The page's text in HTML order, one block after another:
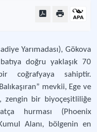
Yarımadası), Gökova
doğru yaklaşık 70
coğrafyaya sahiptir.
mevkii, Ege ve
zengin bir biyoçeşitliliğe
hurması (Phoenix
Alanı, bölgenin en